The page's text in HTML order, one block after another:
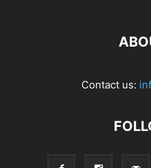
Contact us: